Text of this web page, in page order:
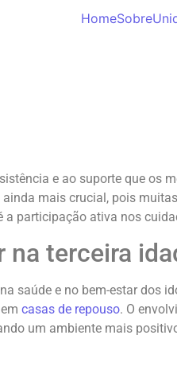
HomeSobre
e ao suporte que os
mais crucial, pois
participação ativa nos
terceira
saúde e no bem-estar
casas de repouso. O
um ambiente mais